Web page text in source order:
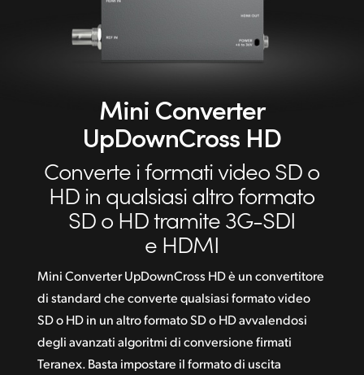
Mini Converter
UpDownCross HD
Converte i formati video SDo
HD in qualsiasi altro formato
SD o HD tramite 3G-SDI
e HDMI
Mini Converter UpDownCross HD è un convertitore
di standard che converte qualsiasi formato video
SD o HD in un altro formato SD o HD avvalendosi
degli avanzati algoritmi di conversione firmati
Teranex. Basta impostare il formato di uscita